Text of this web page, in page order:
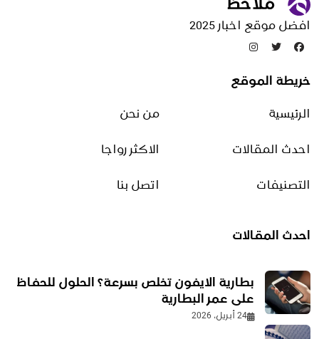
مقالات منوعة
تدوينات عشوائية
بها
2 مارس، 2026
افضل موقع اخبار 2025
خريطة الموقع
الرئيسية من نحن
احدث المقالات الاكثر رواجا
التصنيفات اتصل بنا
احدث المقالات
بطارية الايفون تخلص بسرعة؟ الحلول للحفاظ
على عمر البطارية
24 أبريل، 2026